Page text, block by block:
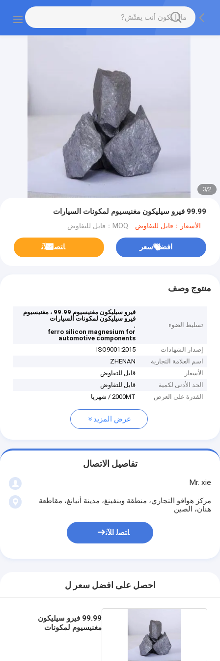
2
/
3
99.99 فيرو سيليكون مغنيسيوم لمكونات السيارات
الأسعار：قابل للتفاوض MOQ：قابل للتفاوض
افضل سعر ﺎﺘﺼﻟ ﺍﻶﻧ
منتوج وصف
تسليط الضوء
فيرو سيليكون مغنيسيوم 99.99 ، مغنيسيوم
فيرو سيليكون لمكونات السيارات
,
ferro silicon magnesium for
automotive components
إصدار الشهادات
ISO9001:2015
اسم العلامة التجارية
ZHENAN
الأسعار
قابل للتفاوض
الحد الأدنى لكمية
قابل للتفاوض
القدرة على العرض
2000MT / شهريا
عرض المزيد
تفاصيل الاتصال
Mr. xie
مركز هوافو التجاري، منطقة وينفينغ، مدينة أنيانغ، مقاطعة
هنان، الصين
ﺎﺘﺼﻟ ﺍﻶﻧ
احصل على افضل سعر ل
99.99 فيرو سيليكون
مغنيسيوم لمكونات